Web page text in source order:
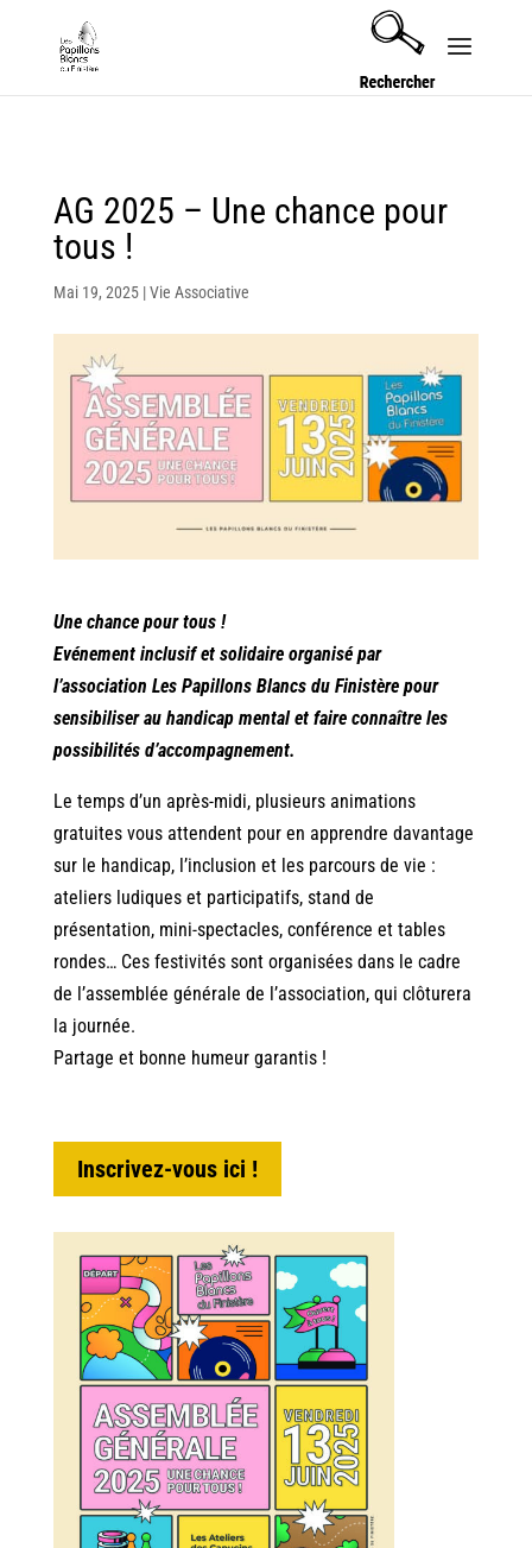
Security check failed
AG 2025 – Une chance pour
tous !
Mai 19, 2025|Vie Associative
Une chance pour tous !
Evénement inclusif et solidaire organisé par
l’association Les Papillons Blancs du Finistère pour
sensibiliser au handicap mental et faire connaître les
possibilités d’accompagnement.
Le temps d’un après-midi, plusieurs animations
gratuites vous attendent pour en apprendre davantage
sur le handicap, l’inclusion et les parcours de vie :
ateliers ludiques et participatifs, stand de
présentation, mini-spectacles, conférence et tables
rondes… Ces festivités sont organisées dans le cadre
de l’assemblée générale de l’association, qui clôturera
la journée.
Partage et bonne humeur garantis !
Inscrivez-vous ici !